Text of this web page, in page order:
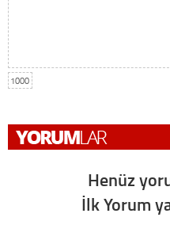
1000
Henüz
İlk Yorum